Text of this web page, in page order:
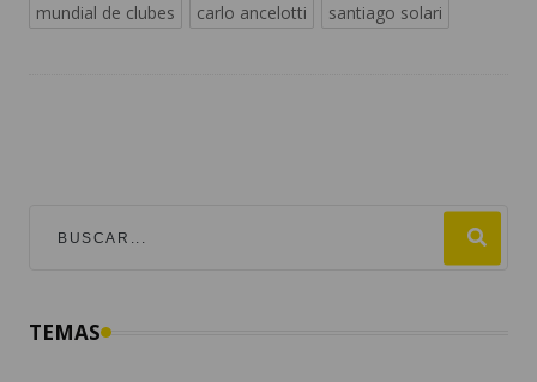
mundial de clubes
carlo ancelotti santiago solari
TEMAS